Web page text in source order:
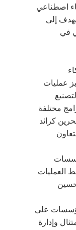
اصطناعي
يهدف إلى
في
عمليات
مختلفة
كرائد
العمليات
على
وإدارة